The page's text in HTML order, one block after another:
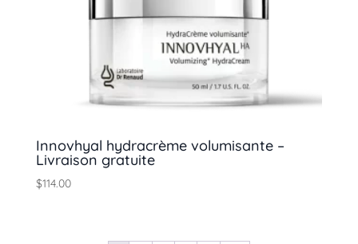
Innovhyal hydracrème volumisante –
Livraison gratuite
$114.00